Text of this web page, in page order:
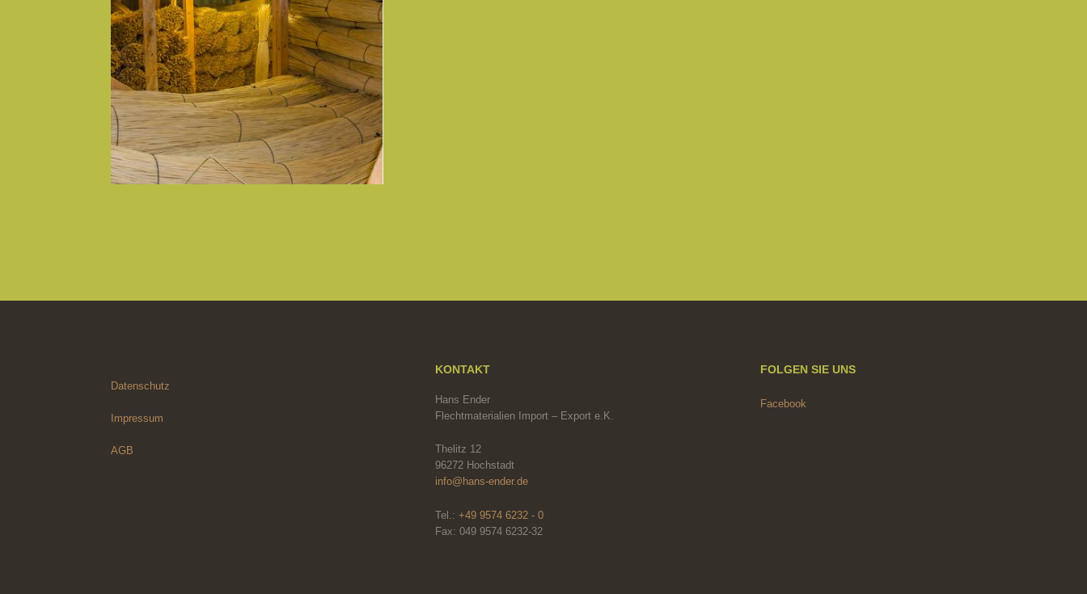
Weiden brechen trotz Einweichen
17. FEBRUARY 2020
15
0
Faktisch immer, wenn Weiden ständig brechen,
wurde falsch geweicht. Es kann zwar immer mal
eine Rute brechen, sei es, dass sie tot ist, dass
sie einen Insektenstich hat, und an der Einstichstelle bricht
oder weil die Weide einen Hagelschaden hat.
Datenschutz
Impressum
AGB
KONTAKT
Hans Ender
Flechtmaterialien Import – Export e.K.
Thelitz 12
96272 Hochstadt
info@hans-ender.de
Tel.:+49 9574 6232 - 0
Fax: 049 9574 6232-32
FOLGEN SIE UNS
Facebook